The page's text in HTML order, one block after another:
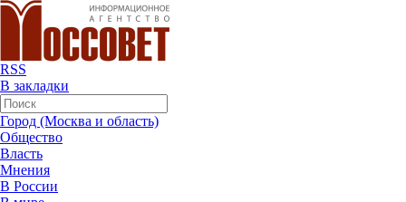
RSS
В закладки
Город (Москва и область)
Общество
Власть
Мнения
В России